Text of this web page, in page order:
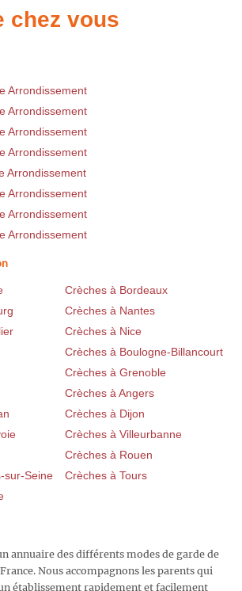
chez vous
Arrondissement
Arrondissement
Arrondissement
Arrondissement
Arrondissement
Arrondissement
Arrondissement
Arrondissement
Crèches à Bordeaux
Crèches à Nantes
Crèches à Nice
Crèches à Boulogne-Billancourt
Crèches à Grenoble
Crèches à Angers
Crèches à Dijon
Crèches à Villeurbanne
Crèches à Rouen
sur-Seine
Crèches à Tours
annuaire des différents modes de garde de
Nous accompagnons les parents qui
établissement rapidement et facilement